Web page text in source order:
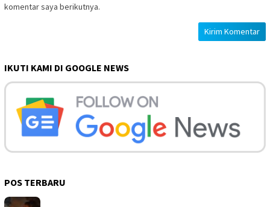
komentar saya berikutnya.
IKUTI KAMI DI GOOGLE NEWS
POS TERBARU